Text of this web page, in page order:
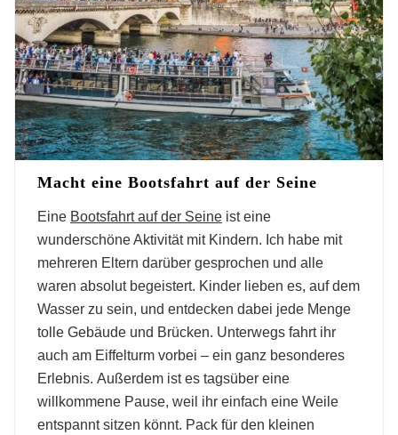
Macht eine Bootsfahrt auf der Seine
Eine Bootsfahrt auf der Seine ist eine
wunderschöne Aktivität mit Kindern. Ich habe mit
mehreren Eltern darüber gesprochen und alle
waren absolut begeistert. Kinder lieben es, auf dem
Wasser zu sein, und entdecken dabei jede Menge
tolle Gebäude und Brücken. Unterwegs fahrt ihr
auch am Eiffelturm vorbei – ein ganz besonderes
Erlebnis. Außerdem ist es tagsüber eine
willkommene Pause, weil ihr einfach eine Weile
entspannt sitzen könnt. Pack für den kleinen